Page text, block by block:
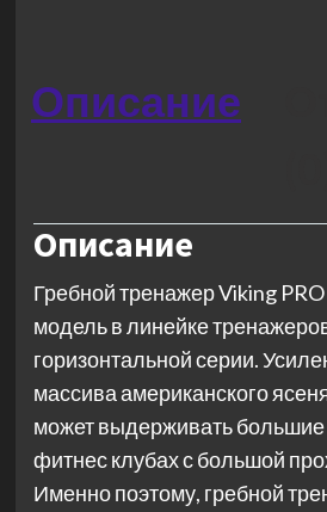
Описание
Описание
Гребной тренажер Viking
модель в линейке
горизонтальной серии.
массива американского
может выдерживать большие
фитнес клубах с большой
Именно поэтому, гребной